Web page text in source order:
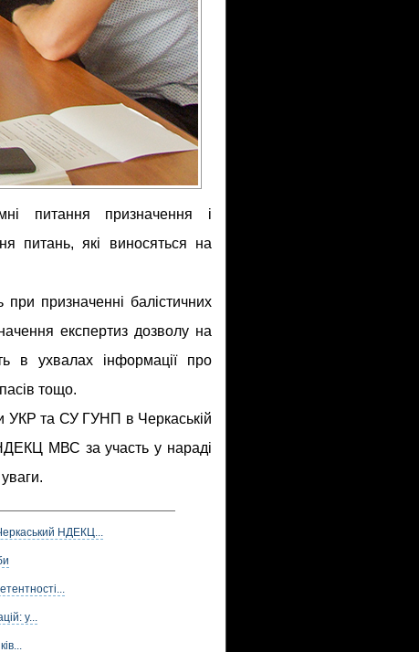
питання призначення і
питань, які виносяться на
призначенні балістичних
експертиз дозволу на
в ухвалах інформації про
тощо.
УКР та СУ ГУНП в Черкаській
МВС за участь у нараді
НДЕКЦ...
у...